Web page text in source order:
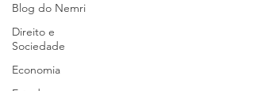
Blog do Nemri
Direito e
Sociedade
Economia